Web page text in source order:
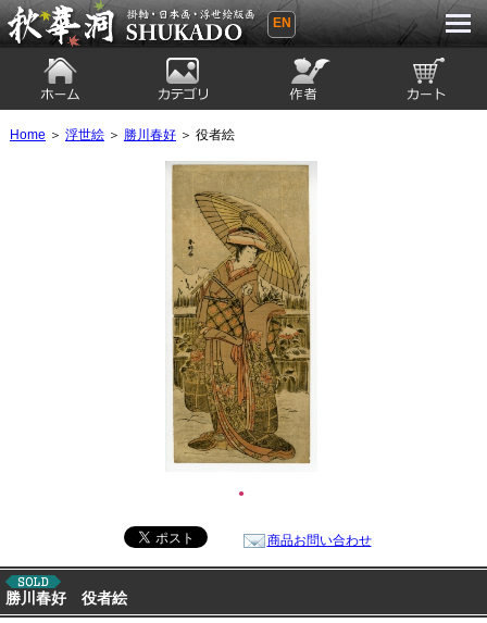
秋華洞 SHUKADO 掛軸・日本画・浮世
EN
Home ＞ 浮世絵＞ 勝川春好＞ 役者絵
●
商品お問い合わせ
勝川春好 役者絵